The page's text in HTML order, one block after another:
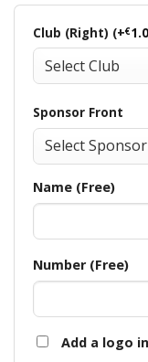
Club (Right) (+€
Sponsor Front
Name (Free)
Number (Free)
Add a logo